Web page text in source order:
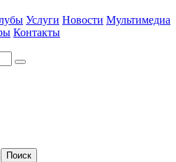
Услуги Новости Мультимедиа
Контакты
Поиск